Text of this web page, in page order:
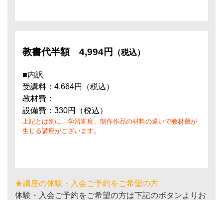
教書代半額 4,994円 （税込）
■内訳
受講料：4,664円（税込）
教材費：
設備費：330円（税込）
上記とは別に、学習進度、制作作品の材料の違いで教材費が
生じる講座がございます。
★講座の体験・入会ご予約をご希望の方
体験・入会ご予約をご希望の方は下記のボタンよりお